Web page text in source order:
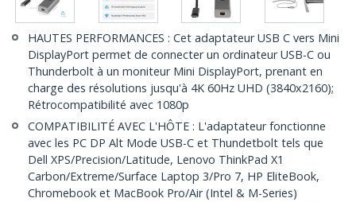
HAUTES PERFORMANCES : Cet adaptateur USB C vers Mini
DisplayPort permet de connecter un ordinateur USB-C ou
Thunderbolt à un moniteur Mini DisplayPort, prenant en
charge des résolutions jusqu'à 4K 60Hz UHD (3840x2160);
Rétrocompatibilité avec 1080p
COMPATIBILITÉ AVEC L'HÔTE : L'adaptateur fonctionne
avec les PC DP Alt Mode USB-C et Thundetbolt tels que
Dell XPS/Precision/Latitude, Lenovo ThinkPad X1
Carbon/Extreme/Surface Laptop 3/Pro 7, HP EliteBook,
Chromebook et MacBook Pro/Air (Intel & M-Series)